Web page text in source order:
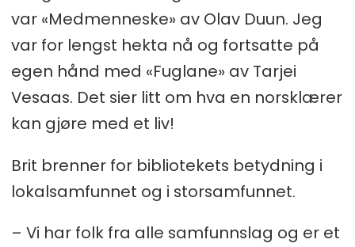
var «Medmenneske» av Olav Duun. Jeg
var for lengst hekta nå og fortsatte på
egen hånd med «Fuglane» av Tarjei
Vesaas. Det sier litt om hva en norsklærer
kan gjøre med et liv!
Brit brenner for bibliotekets betydning i
lokalsamfunnet og i storsamfunnet.
– Vi har folk fra alle samfunnslag og er et